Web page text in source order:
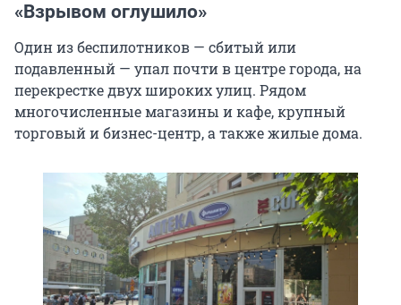
«Взрывом оглушило»
Один из беспилотников — сбитый или
подавленный — упал почти в центре города, на
перекрестке двух широких улиц. Рядом
многочисленные магазины и кафе, крупный
торговый и бизнес-центр, а также жилые дома.